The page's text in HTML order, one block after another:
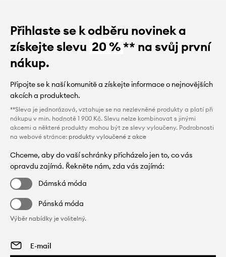
Přihlaste se k odběru novinek a
získejte slevu 20 %** na svůj první
nákup.
Připojte se k naší komunitě a získejte informace o nejnovějších
akcích a produktech.
**Sleva je jednorázová, vztahuje se na nezlevněné produkty a platí při
nákupu v min. hodnotě 1 900 Kč. Slevu nelze kombinovat s jinými
akcemi a některé produkty mohou být ze slevy vyloučeny. Podrobnosti
na webové stránce: produkty vyloučené z akce
Chceme, aby do vaší schránky přicházelo jen to, co vás
opravdu zajímá. Řekněte nám, zda vás zajímá:
Dámská móda
Pánská móda
Výběr nabídky je volitelný.